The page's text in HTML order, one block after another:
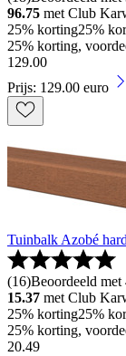
96.75 met Club
25% korting25%
25% korting,
129.00
Prijs: 129.00 euro
Tuinbalk Azobé
(16)Beoordeeld
15.37 met Club
25% korting25%
25% korting,
20.49